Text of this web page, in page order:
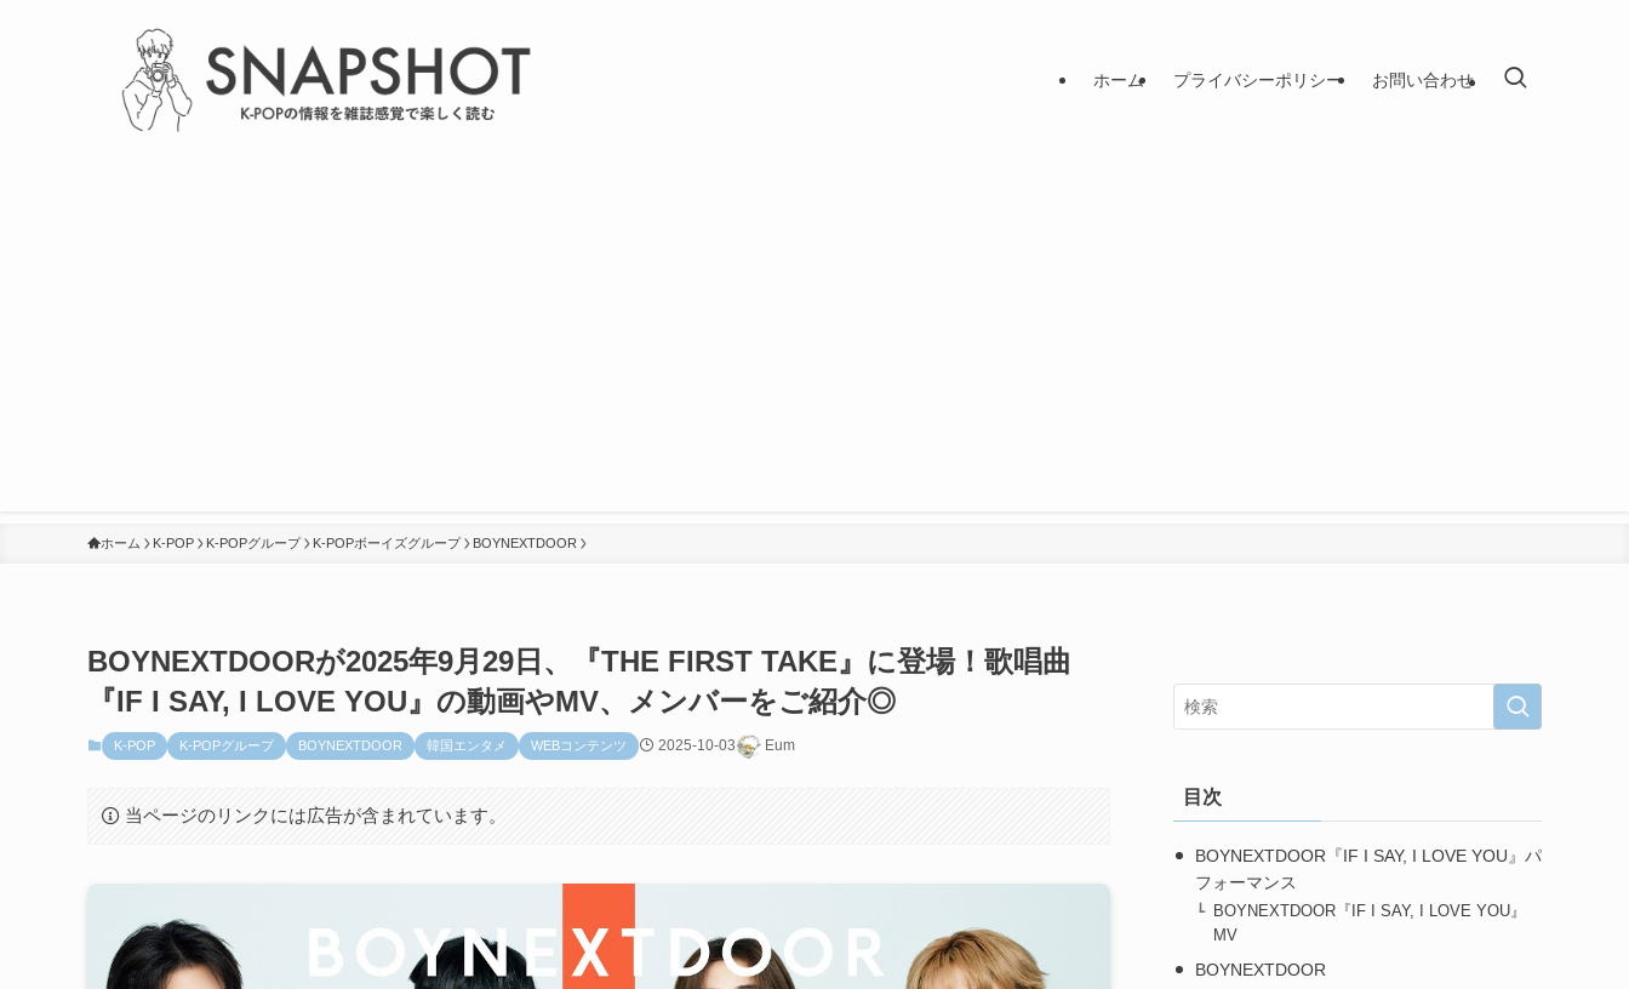
ホーム プライバシーポリシー お問い合わせ
ホーム K-POP K-POPグループ K-POPボーイズグループ BOYNEXTDOOR
BOYNEXTDOORが2025年9月29日、『THE FIRST TAKE』に登場！歌唱曲
『IF I SAY, I LOVE YOU』の動画やMV、メンバーをご紹介◎
K-POP K-POPグループ BOYNEXTDOOR 韓国エンタメ WEBコンテンツ 2025-10-03 Eum
当ページのリンクには広告が含まれています。
目次
BOYNEXTDOOR『IF I SAY, I LOVE YOU』パ
フォーマンス
BOYNEXTDOOR『IF I SAY, I LOVE YOU』
MV
BOYNEXTDOOR